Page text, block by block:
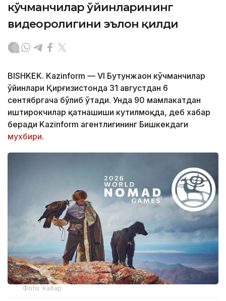
кўчманчилар ўйинларининг
видеоролигини эълон қилди
BISHKEK. Kazinform — VI Бутунжаҳон кўчманчилар
ўйинлари Қирғизистонда 31 августдан 6
сентябргача бўлиб ўтади. Унда 90 мамлакатдан
иштирокчилар қатнашиши кутилмоқда, деб хабар
беради Kazinform агентлигининг Бишкекдаги
мухбири.
Фото: Кабар